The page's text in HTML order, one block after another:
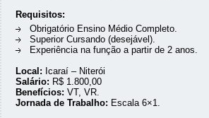
Requisitos:
Obrigatório Ensino Médio Completo.
Superior Cursando (desejável).
Experiência na função a partir de 2 anos.
Local: Icaraí – Niterói
Salário: R$ 1.800,00
Benefícios: VT, VR.
Jornada de Trabalho: Escala 6×1.